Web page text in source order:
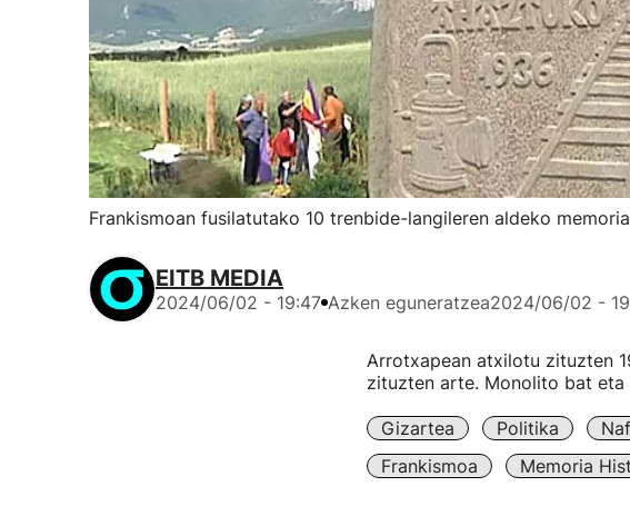
Frankismoan fusilatutako 10 trenbide-langileren aldeko
EITB MEDIA
2024/06/02 - 19:47 Azken eguneratzea2024/06/02 -
Arrotxapean atxilotu zituzten
zituzten arte. Monolito bat eta
Gizartea Politika
Frankismoa
Memoria